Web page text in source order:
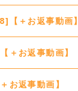
【＋お返事動画】
＋お返事動画】
お返事動画】